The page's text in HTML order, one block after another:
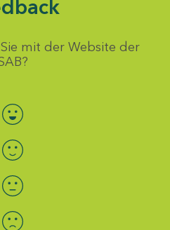
mit der Website der
Bewertung auswählen